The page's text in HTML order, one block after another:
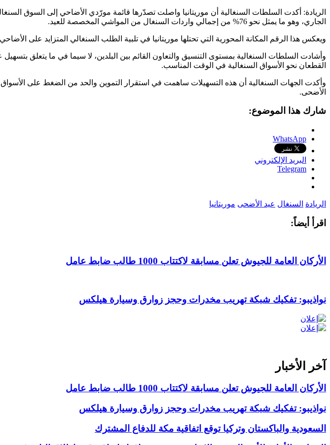
الجاري، وهو ما يمثل نحو 76% من إجمالي واردات السنغال من المواشي المخصصة للعيد.
ويعكس هذا الرقم المكانة المحورية التي تحتلها موريتانيا في تلبية الطلب السنغالي المتزايد على
وأشادت السلطات السنغالية بمستوى التنسيق والتعاون القائم بين البلدين، لا سيما في ما يتعلق بتسهيل
القطعان نحو الأسواق السنغالية في الوقت المناسب.
وأكدت الجهات السنغالية أن هذه التسهيلات ساهمت في استقرار التموين والحد من الضغط على
الأضحى.
شارك هذا الموضوع:
WhatsApp
البريد الإلكتروني
Telegram
الريادة السنغال عيد الأضحى موريتانيا
اقرأ أيضاً:
الأركان العامة للجيوش تعلن مسابقة لاكتتاب 1000 طالب ضابط عامل
نواذيبو: تفكيك شبكة تهريب مخدرات وحجز زوارق وسيارة هيلكس
آخر الأخبار
الأركان العامة للجيوش تعلن مسابقة لاكتتاب 1000 طالب ضابط عامل
نواذيبو: تفكيك شبكة تهريب مخدرات وحجز زوارق وسيارة هيلكس
السعودية والباكستان وتركيا توقع اتفاقية مكة للدفاع المشترك